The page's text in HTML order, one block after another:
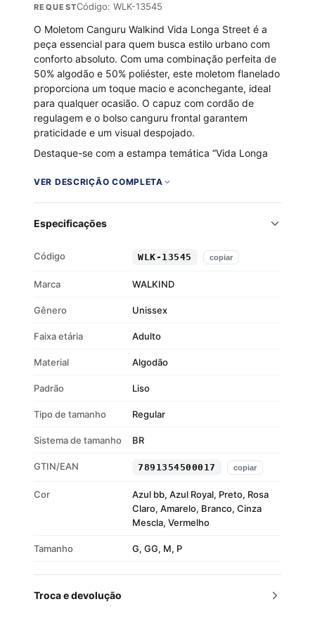
REQUESTCódigo: WLK-13545
O Moletom Canguru Walkind Vida Longa Street é a
peça essencial para quem busca estilo urbano com
conforto absoluto. Com uma combinação perfeita de
50% algodão e 50% poliéster, este moletom flanelado
proporciona um toque macio e aconchegante, ideal
para qualquer ocasião. O capuz com cordão de
regulagem e o bolso canguru frontal garantem
praticidade e um visual despojado.
Destaque-se com a estampa temática “Vida Longa
o seu look. Os punhos e barra em ribana oferecem
confiante e elegante com esta peça versátil da
Composição: 50% algodão, 50% poliéster
Flanelado por dentro para maior conforto
Punhos e barra em ribana
VER DESCRIÇÃO COMPLETA
Especificações
Código WLK-13545 copiar
Marca WALKIND
Gênero Unissex
Faixa etária Adulto
Material Algodão
Padrão Liso
Tipo de tamanho Regular
Sistema de tamanho BR
GTIN/EAN 7891354500017 copiar
Cor
Azul bb, Azul Royal, Preto, Rosa
Claro, Amarelo, Branco, Cinza
Mescla, Vermelho
Tamanho G, GG, M, P
Troca e devolução